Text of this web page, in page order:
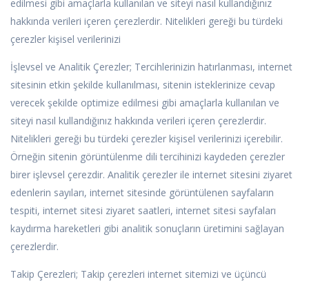
edilmesi gibi amaçlarla kullanılan ve siteyi nasıl kullandığınız
hakkında verileri içeren çerezlerdir. Nitelikleri gereği bu türdeki
çerezler kişisel verilerinizi
İşlevsel ve Analitik Çerezler; Tercihlerinizin hatırlanması, internet
sitesinin etkin şekilde kullanılması, sitenin isteklerinize cevap
verecek şekilde optimize edilmesi gibi amaçlarla kullanılan ve
siteyi nasıl kullandığınız hakkında verileri içeren çerezlerdir.
Nitelikleri gereği bu türdeki çerezler kişisel verilerinizi içerebilir.
Örneğin sitenin görüntülenme dili tercihinizi kaydeden çerezler
birer işlevsel çerezdir. Analitik çerezler ile internet sitesini ziyaret
edenlerin sayıları, internet sitesinde görüntülenen sayfaların
tespiti, internet sitesi ziyaret saatleri, internet sitesi sayfaları
kaydırma hareketleri gibi analitik sonuçların üretimini sağlayan
çerezlerdir.
Takip Çerezleri; Takip çerezleri internet sitemizi ve üçüncü